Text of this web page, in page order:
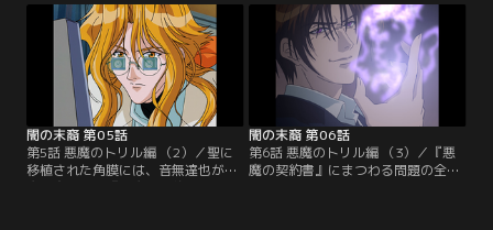
わからなくなってしまう。マリアの
母を問い詰め、真相を知った都筑は
この事件の本当の黒幕・邑輝の行方
を追う。その頃、捕らえられた密は
都筑をおびき寄せる為のエサとし
て、邑輝によって廃屋の…。【提
供：バンダイチャンネル】
に回復への道を歩んでゆくはずだっ
た。しかし、学校の火事で自分のバ
イオリンを焼失。失ったバイオリン
の代わりにと角膜提供者・音無達也
の娘、上総から父のバイオリンを譲
り受けた聖はまるで…。【提供：バ
ンダイチャンネル】
闇の末裔 第05話
第5話 悪魔のトリル編 （2）／聖に
移植された角膜には、音無達也が悪
魔と交わした『悪魔の契約書』が刻
闇の末裔 第06話
第6話 悪魔のトリル編 （3）／『悪
魔の契約書』にまつわる問題の全て